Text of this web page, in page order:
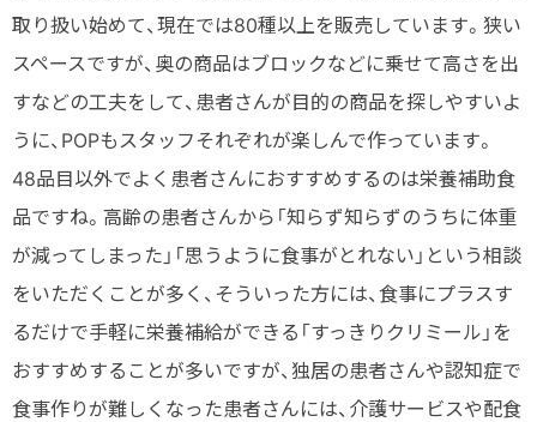
取り扱い始めて、現在では80種以上を販売しています。狭い
スペースですが、奥の商品はブロックなどに乗せて高さを出
すなどの工夫をして、患者さんが目的の商品を探しやすいよ
うに、POPもスタッフそれぞれが楽しんで作っています。
48品目以外でよく患者さんにおすすめするのは栄養補助食
品ですね。高齢の患者さんから「知らず知らずのうちに体重
が減ってしまった」「思うように食事がとれない」という相談
をいただくことが多く、そういった方には、食事にプラスす
るだけで手軽に栄養補給ができる「すっきりクリミール」を
おすすめすることが多いですが、独居の患者さんや認知症で
食事作りが難しくなった患者さんには、介護サービスや配食